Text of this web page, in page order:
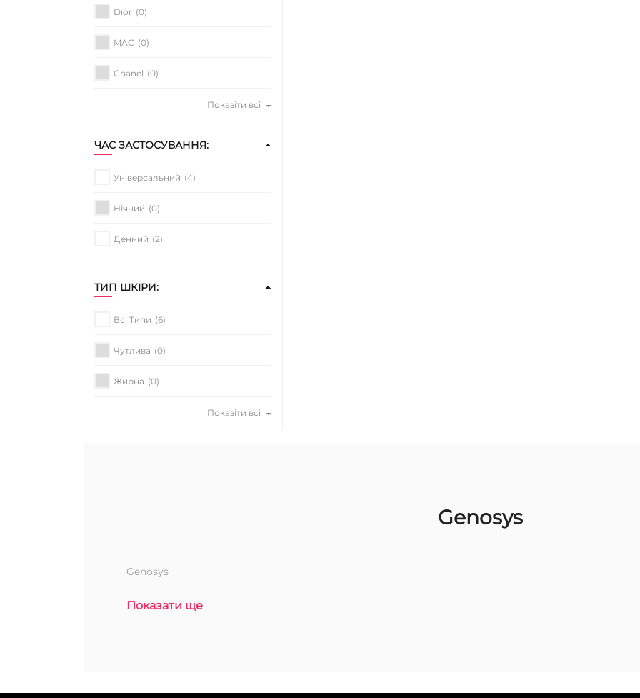
Dior (0)
MAC (0)
Chanel (0)
Показіти всі
ЧАС ЗАСТОСУВАННЯ:
Універсальний (4)
Нічний (0)
Денний (2)
ТИП ШКІРИ:
Всі Типи (6)
Чутлива (0)
Жирна (0)
Показіти всі
Genosys
Genosys
Показати ще